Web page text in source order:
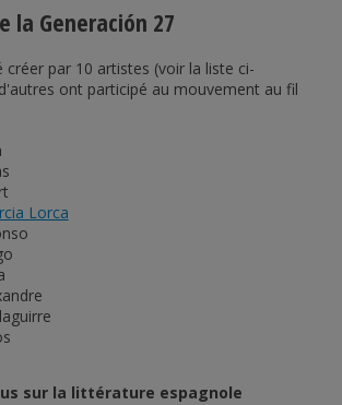
la Generación 27
créer par 10 artistes (voir la liste ci-
ont participé au mouvement au fil
Lorca
sur la littérature espagnole